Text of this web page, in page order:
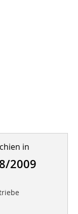
in
2009